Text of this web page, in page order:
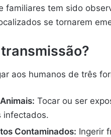
familiares tem sido
se tornarem
aos humanos de três
Tocar ou ser
infectados.
Contaminados: Ingerir